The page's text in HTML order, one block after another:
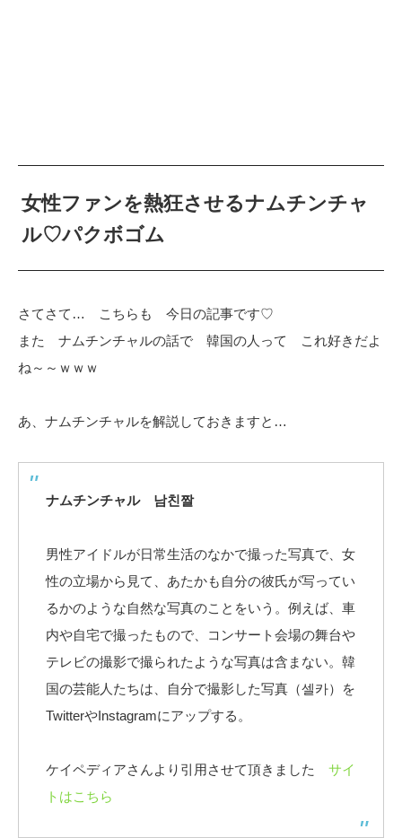
女性ファンを熱狂させるナムチンチャ
ル♡パクボゴム
さてさて… こちらも 今日の記事です♡
また ナムチンチャルの話で 韓国の人って これ好きだよ
ね～～ｗｗｗ
あ、ナムチンチャルを解説しておきますと…
ナムチンチャル 남친짤
男性アイドルが日常生活のなかで撮った写真で、女
性の立場から見て、あたかも自分の彼氏が写ってい
るかのような自然な写真のことをいう。例えば、車
内や自宅で撮ったもので、コンサート会場の舞台や
テレビの撮影で撮られたような写真は含まない。韓
国の芸能人たちは、自分で撮影した写真（셀카）を
TwitterやInstagramにアップする。
ケイペディアさんより引用させて頂きました サイ
トはこちら